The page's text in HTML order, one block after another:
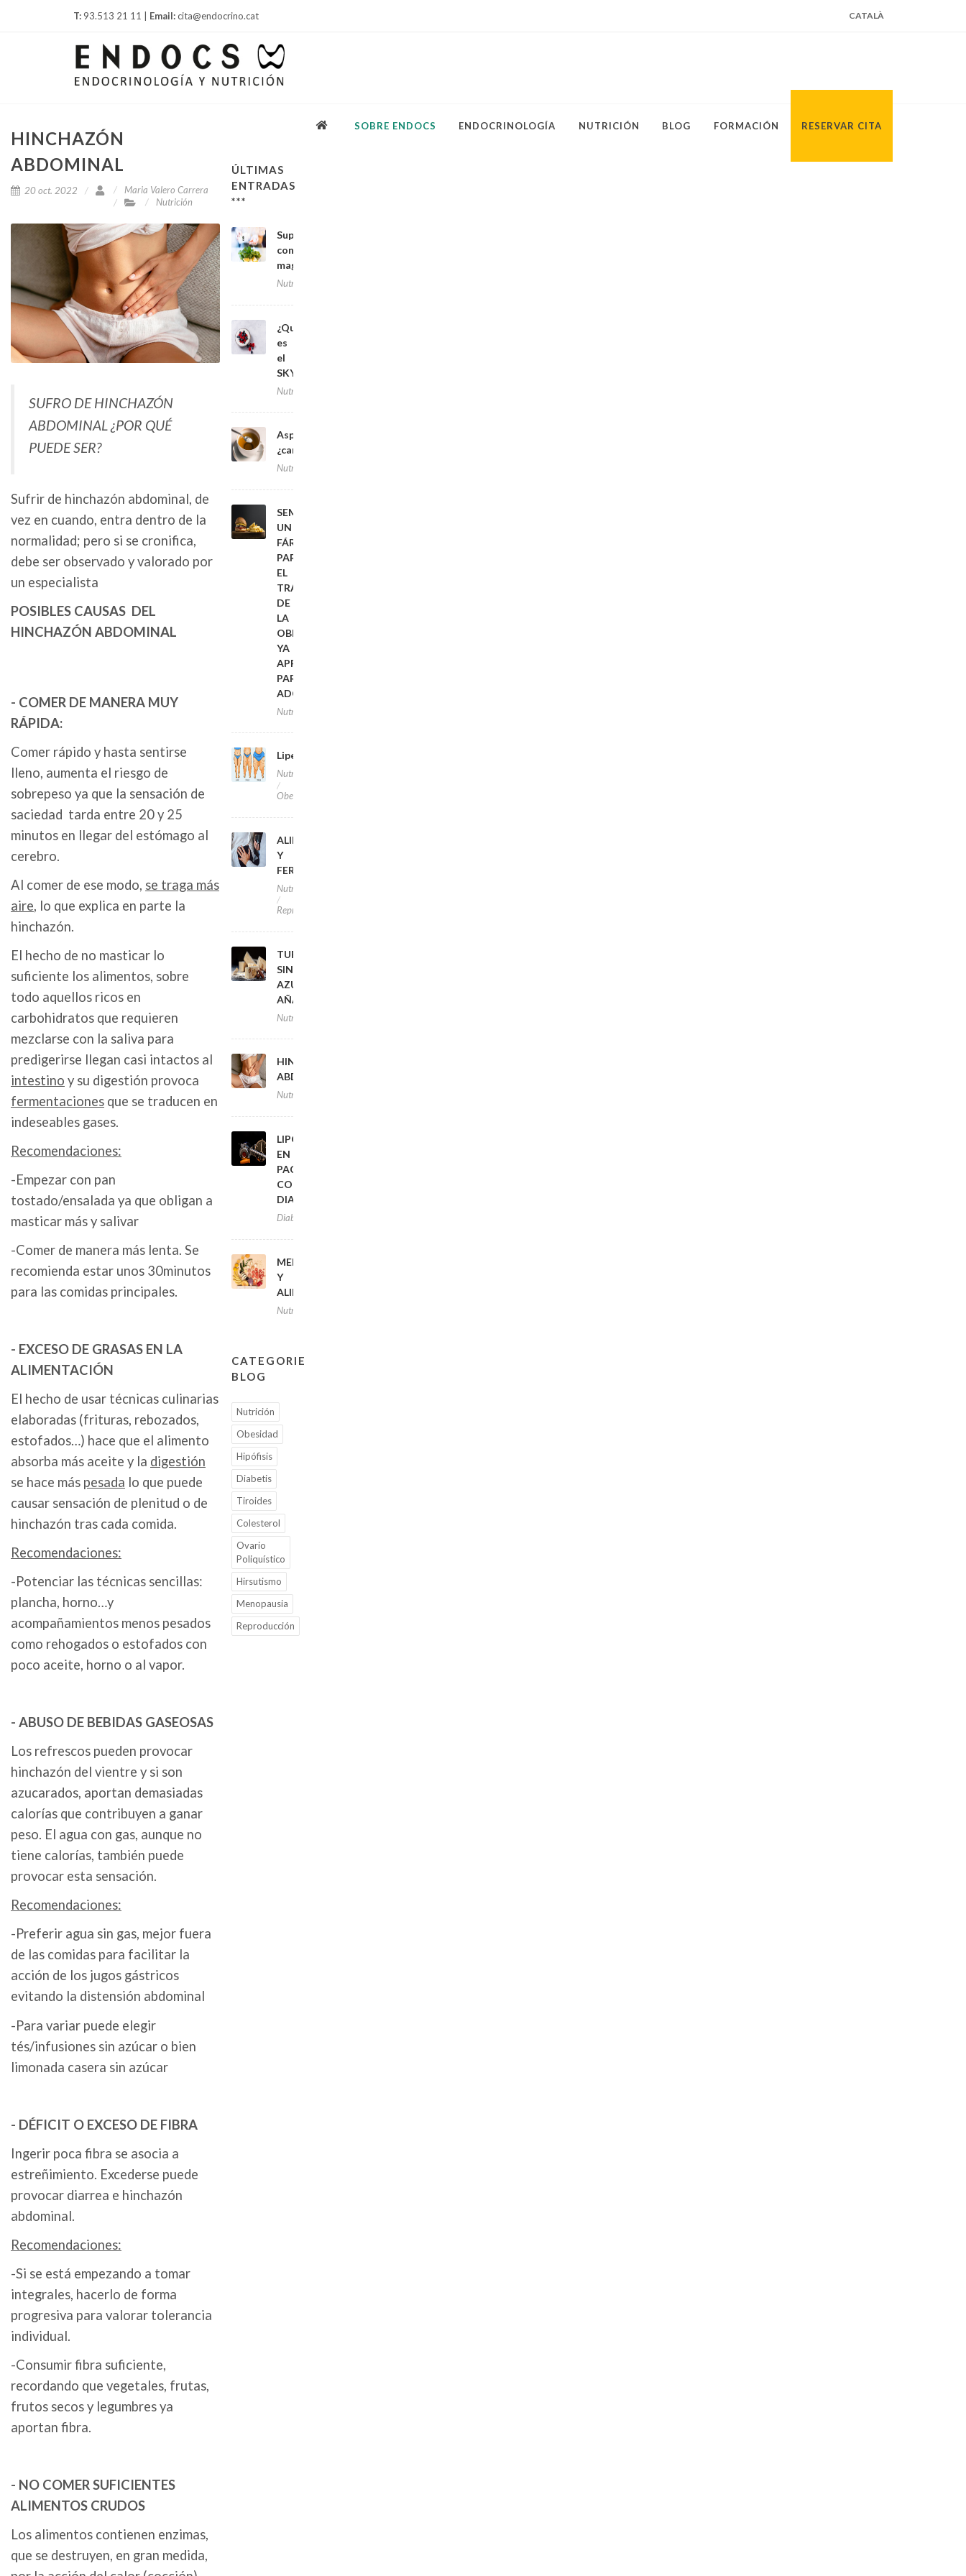
T: 93.513 21 11 | Email:cita@endocrino.cat CATALÀ
SOBRE ENDOCS ENDOCRINOLOGÍA NUTRICIÓN BLOG FORMACIÓN RESERVAR CITA
HINCHAZÓN
ABDOMINAL
20 oct. 2022
Maria Valero Carrera
Nutrición
SUFRO DE HINCHAZÓN
ABDOMINAL ¿POR QUÉ
PUEDE SER?
Sufrir de hinchazón abdominal, de
vez en cuando, entra dentro de la
normalidad; pero si se cronifica,
debe ser observado y valorado por
un especialista
POSIBLES CAUSAS DEL
HINCHAZÓN ABDOMINAL
- COMER DE MANERA MUY
RÁPIDA:
Comer rápido y hasta sentirse
lleno, aumenta el riesgo de
sobrepeso ya que la sensación de
saciedad tarda entre 20 y 25
minutos en llegar del estómago al
cerebro.
Al comer de ese modo, se traga más
aire, lo que explica en parte la
hinchazón.
El hecho de no masticar lo
suficiente los alimentos, sobre
todo aquellos ricos en
carbohidratos que requieren
mezclarse con la saliva para
predigerirse llegan casi intactos al
intestino y su digestión provoca
fermentaciones que se traducen en
indeseables gases.
Recomendaciones:
-Empezar con pan
tostado/ensalada ya que obligan a
masticar más y salivar
-Comer de manera más lenta. Se
recomienda estar unos 30minutos
para las comidas principales.
- EXCESO DE GRASAS EN LA
ALIMENTACIÓN
El hecho de usar técnicas culinarias
elaboradas (frituras, rebozados,
estofados…) hace que el alimento
absorba más aceite y la digestión
se hace más pesada lo que puede
causar sensación de plenitud o de
hinchazón tras cada comida.
Recomendaciones:
-Potenciar las técnicas sencillas:
plancha, horno…y
acompañamientos menos pesados
como rehogados o estofados con
poco aceite, horno o al vapor.
- ABUSO DE BEBIDAS GASEOSAS
Los refrescos pueden provocar
hinchazón del vientre y si son
azucarados, aportan demasiadas
calorías que contribuyen a ganar
peso. El agua con gas, aunque no
tiene calorías, también puede
provocar esta sensación.
Recomendaciones:
-Preferir agua sin gas, mejor fuera
de las comidas para facilitar la
acción de los jugos gástricos
evitando la distensión abdominal
-Para variar puede elegir
tés/infusiones sin azúcar o bien
limonada casera sin azúcar
- DÉFICIT O EXCESO DE FIBRA
Ingerir poca fibra se asocia a
estreñimiento. Excederse puede
provocar diarrea e hinchazón
abdominal.
Recomendaciones:
-Si se está empezando a tomar
integrales, hacerlo de forma
progresiva para valorar tolerancia
individual.
-Consumir fibra suficiente,
recordando que vegetales, frutas,
frutos secos y legumbres ya
aportan fibra.
- NO COMER SUFICIENTES
ALIMENTOS CRUDOS
Los alimentos contienen enzimas,
que se destruyen, en gran medida,
ÚLTIMAS
ENTRADAS
***
Suplementación
con
magnesio
Nutrición
¿Qué
es
el
SKYR?
Nutrición
Aspartamo,
¿cancerígeno?
Nutrición
SEMAGLUTIDA:
UN
FÁRMACO
PARA
EL
TRATAMIENTO
DE
LA
OBESIDAD
YA
APROVADO
PARA
ADOLESCENTES
Nutrición
Lipedema
Nutrición
Obesidad
ALIMENTACIÓN
Y
FERTILIDAD
Nutrición
Reproducción
TURRONES
SIN
AZÚCARES
AÑADIDOS
Nutrición
HINCHAZÓN
ABDOMINAL
Nutrición
LIPODISTROFIAS
EN
PACIENTES
CON
DIABETES
Diabetis
MENOPAUSIA
Y
ALIMENTACIÓN
Nutrición
CATEGORIES
BLOG
Nutrición
Obesidad
Hipófisis
Diabetis
Tiroides
Colesterol
Ovario
Poliquístico
Hirsutismo
Menopausia
Reproducción